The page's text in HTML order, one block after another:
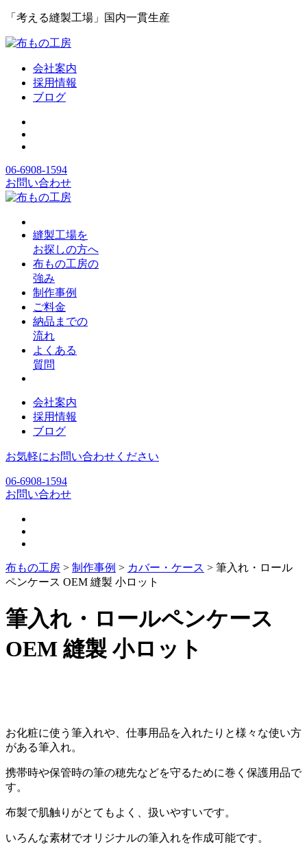
「考える縫製工場」国内一貫生産
会社案内
採用情報
ブログ
06-6908-1594
お問い合わせ
縫製工場を
お探しの方へ
布もの工房の
強み
制作事例
ご料金
納品までの
流れ
よくある
質問
会社案内
採用情報
ブログ
お気軽にお問い合わせください
06-6908-1594
お問い合わせ
布もの工房 > 制作事例 > カバー・ケース > 筆入れ・ロール
ペンケース OEM 縫製 小ロット
筆入れ・ロールペンケース
OEM 縫製 小ロット
お化粧に使う筆入れや、仕事用品を入れたりと様々な使い方
がある筆入れ。
携帯時や保管時の筆の穂先などを守るために巻く保護用品で
す。
布製で肌触りがとてもよく、扱いやすいです。
いろんな素材でオリジナルの筆入れを作成可能です。